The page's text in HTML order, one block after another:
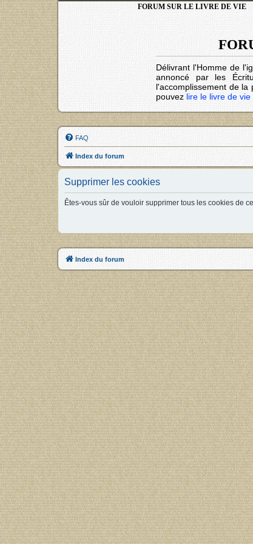
FORUM SUR LE LIVRE DE VIE
Délivrant l'Homme de
annoncé par les
l'accomplissement de la
pouvez lire le livre de vie
FAQ
Index du forum
Supprimer les cookies
Êtes-vous sûr de vouloir supprimer tous les cookies de
Index du forum